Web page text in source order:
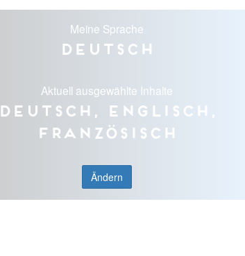
Meine Sprache
Deutsch
Aktuell ausgewählte Inhalte
Deutsch, Englisch,
Französisch
Ändern